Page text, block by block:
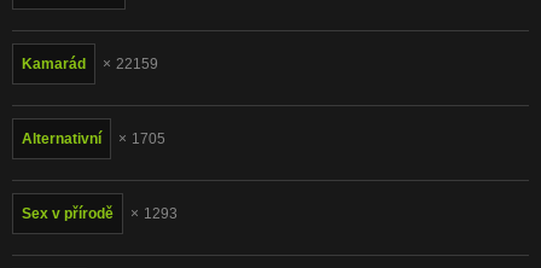
Kamarád 22159
Alternativní 1705
Sex v přírodě 1293